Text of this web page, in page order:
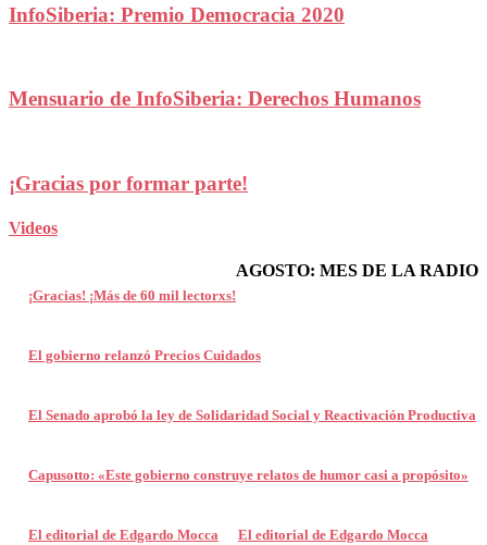
InfoSiberia: Premio Democracia 2020
Mensuario de InfoSiberia: Derechos Humanos
¡Gracias por formar parte!
Videos
¡Gracias! ¡Más de 60 mil lectorxs!
El gobierno relanzó Precios Cuidados
El Senado aprobó la ley de Solidaridad Social y Reactivación Productiva
Capusotto: «Este gobierno construye relatos de humor casi a propósito»
El editorial de Edgardo Mocca El editorial de Edgardo Mocca
AGOSTO: MES DE LA RADIO